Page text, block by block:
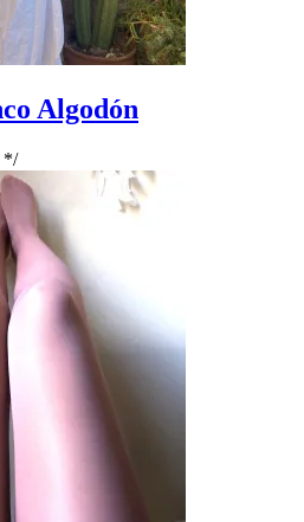
Algodón
*/